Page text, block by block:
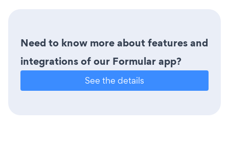
Need to know more about features and
integrations of our Formular app?
See the details